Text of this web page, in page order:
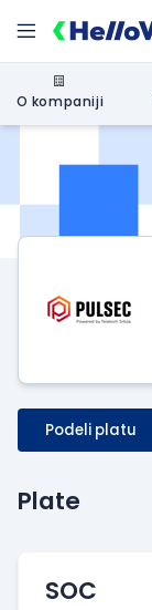
O kompaniji
Podeli platu
Plate
SOC